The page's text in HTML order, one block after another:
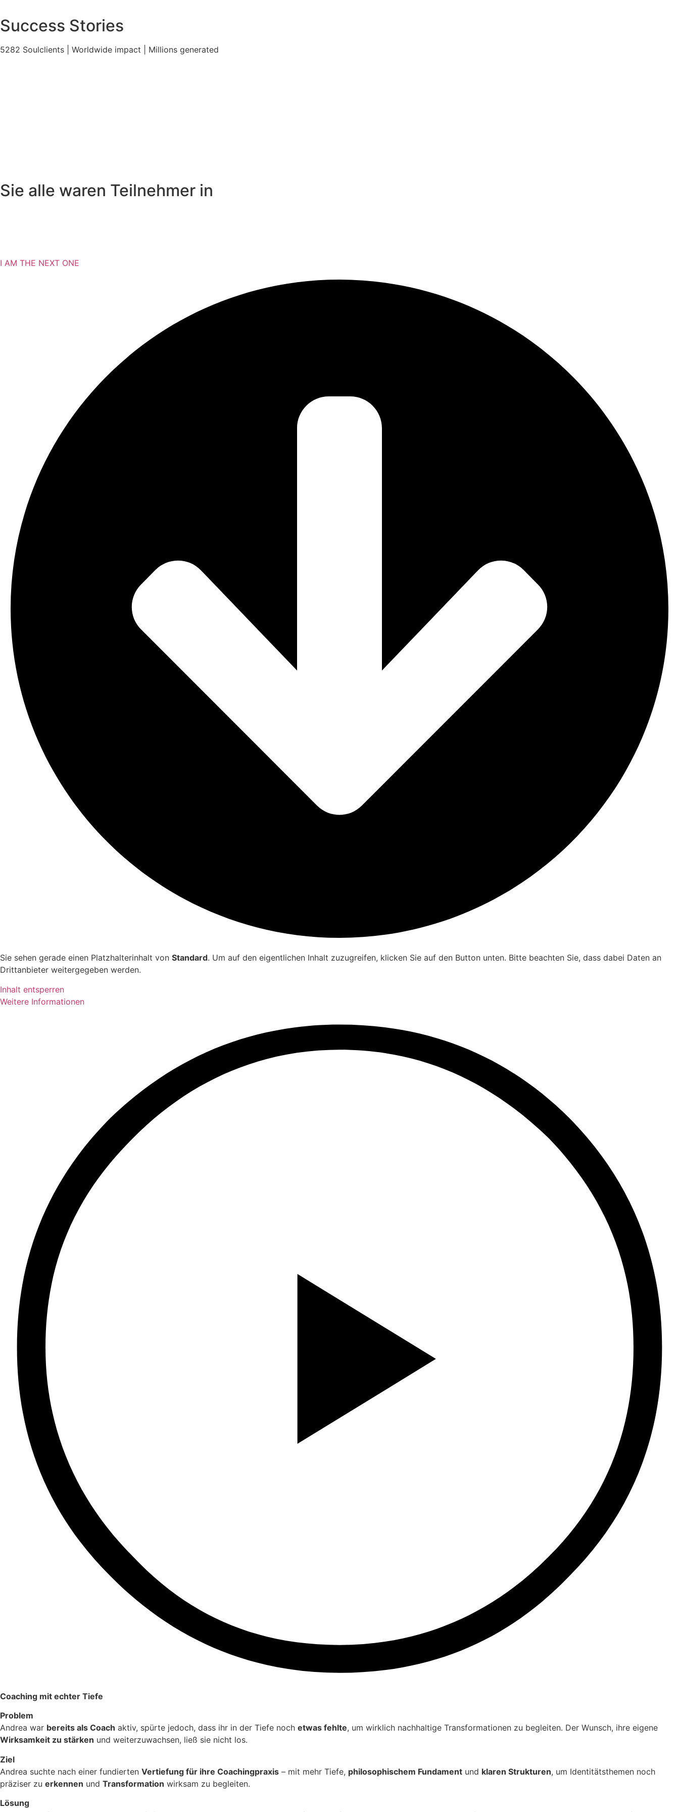
Success Stories
5282 Soulclients | Worldwide impact | Millions generated
Sie alle waren Teilnehmer in
I AM THE NEXT ONE
Sie sehen gerade einen Platzhalterinhalt von Standard. Um auf den eigentlichen Inhalt zuzugreifen, klicken Sie auf den Button unten. Bitte beachten Sie, dass dabei Daten an
Drittanbieter weitergegeben werden.
Inhalt entsperren
Weitere Informationen
Coaching mit echter Tiefe
Problem
Andrea war bereits als Coach aktiv, spürte jedoch, dass ihr in der Tiefe noch etwas fehlte, um wirklich nachhaltige Transformationen zu begleiten. Der Wunsch, ihre eigene
Wirksamkeit zu stärken und weiterzuwachsen, ließ sie nicht los.
Ziel
Andrea suchte nach einer fundierten Vertiefung für ihre Coachingpraxis – mit mehr Tiefe, philosophischem Fundament und klaren Strukturen, um Identitätsthemen noch
präziser zu erkennen und Transformation wirksam zu begleiten.
Lösung